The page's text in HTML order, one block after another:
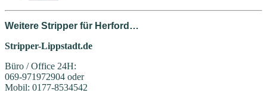
Weitere Stripper für Herford…
Stripper-Lippstadt.de
Büro / Office 24H:
069-971972904 oder
Mobil: 0177-8534542